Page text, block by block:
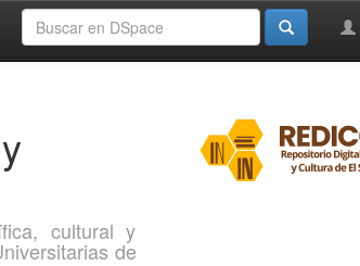
cultural y
de